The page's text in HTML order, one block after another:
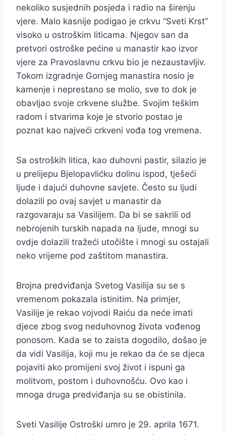
nekoliko susjednih posjeda i radio na širenju
vjere. Malo kasnije podigao je crkvu “Sveti Krst”
visoko u ostroškim liticama. Njegov san da
pretvori ostroške pećine u manastir kao izvor
vjere za Pravoslavnu crkvu bio je nezaustavljiv.
Tokom izgradnje Gornjeg manastira nosio je
kamenje i neprestano se molio, sve to dok je
obavljao svoje crkvene službe. Svojim teškim
radom i stvarima koje je stvorio postao je
poznat kao najveći crkveni vođa tog vremena.
Sa ostroških litica, kao duhovni pastir, silazio je
u prelijepu Bjelopavlićku dolinu ispod, tješeći
ljude i dajući duhovne savjete. Često su ljudi
dolazili po ovaj savjet u manastir da
razgovaraju sa Vasilijem. Da bi se sakrili od
nebrojenih turskih napada na ljude, mnogi su
ovdje dolazili tražeći utočište i mnogi su ostajali
neko vrijeme pod zaštitom manastira.
Brojna predviđanja Svetog Vasilija su se s
vremenom pokazala istinitim. Na primjer,
Vasilije je rekao vojvodi Raiću da neće imati
djece zbog svog neduhovnog života vođenog
ponosom. Kada se to zaista dogodilo, došao je
da vidi Vasilija, koji mu je rekao da će se djeca
pojaviti ako promijeni svoj život i ispuni ga
molitvom, postom i duhovnošću. Ovo kao i
mnoga druga predviđanja su se obistinila.
Sveti Vasilije Ostroški umro je 29. aprila 1671.